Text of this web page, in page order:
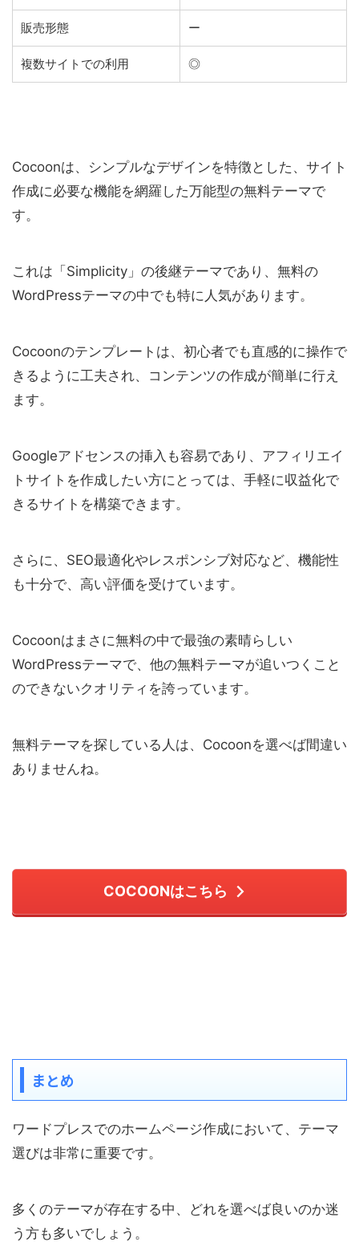
販売形態 ー
複数サイトでの利用 ◎
Cocoonは、シンプルなデザインを特徴とした、サイト
作成に必要な機能を網羅した万能型の無料テーマで
す。
これは「Simplicity」の後継テーマであり、無料の
WordPressテーマの中でも特に人気があります。
Cocoonのテンプレートは、初心者でも直感的に操作で
きるように工夫され、コンテンツの作成が簡単に行え
ます。
Googleアドセンスの挿入も容易であり、アフィリエイ
トサイトを作成したい方にとっては、手軽に収益化で
きるサイトを構築できます。
さらに、SEO最適化やレスポンシブ対応など、機能性
も十分で、高い評価を受けています。
Cocoonはまさに無料の中で最強の素晴らしい
WordPressテーマで、他の無料テーマが追いつくこと
のできないクオリティを誇っています。
無料テーマを探している人は、Cocoonを選べば間違い
ありませんね。
COCOONはこちら
まとめ
ワードプレスでのホームページ作成において、テーマ
選びは非常に重要です。
多くのテーマが存在する中、どれを選べば良いのか迷
う方も多いでしょう。